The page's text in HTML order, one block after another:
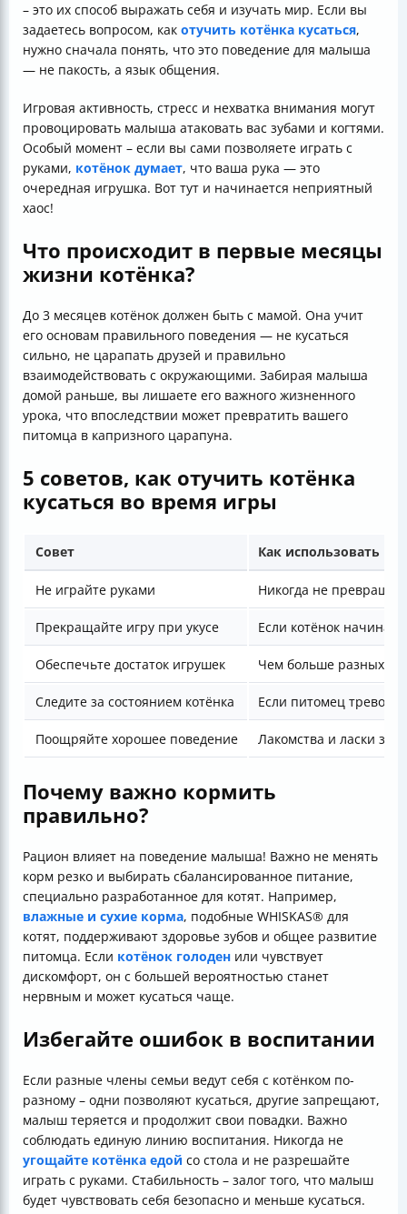
– это их способ выражать себя и изучать мир. Если вы
задаетесь вопросом, как отучить котёнка кусаться,
нужно сначала понять, что это поведение для малыша
— не пакость, а язык общения.
Игровая активность, стресс и нехватка внимания могут
провоцировать малыша атаковать вас зубами и когтями.
Особый момент – если вы сами позволяете играть с
руками, котёнок думает, что ваша рука — это
очередная игрушка. Вот тут и начинается неприятный
хаос!
Что происходит в первые месяцы
жизни котёнка?
До 3 месяцев котёнок должен быть с мамой. Она учит
его основам правильного поведения — не кусаться
сильно, не царапать друзей и правильно
взаимодействовать с окружающими. Забирая малыша
домой раньше, вы лишаете его важного жизненного
урока, что впоследствии может превратить вашего
питомца в капризного царапуна.
5 советов, как отучить котёнка
кусаться во время игры
Совет Как использовать
Не играйте руками Никогда не
Прекращайте игру при укусе Если котёнок
Обеспечьте достаток игрушек Чем больше разных
Следите за состоянием котёнка Если питомец
Поощряйте хорошее поведение Лакомства и ласки за
Почему важно кормить
правильно?
Рацион влияет на поведение малыша! Важно не менять
корм резко и выбирать сбалансированное питание,
специально разработанное для котят. Например,
влажные и сухие корма, подобные WHISKAS® для
котят, поддерживают здоровье зубов и общее развитие
питомца. Если котёнок голоден или чувствует
дискомфорт, он с большей вероятностью станет
нервным и может кусаться чаще.
Избегайте ошибок в воспитании
Если разные члены семьи ведут себя с котёнком по-
разному – одни позволяют кусаться, другие запрещают,
малыш теряется и продолжит свои повадки. Важно
соблюдать единую линию воспитания. Никогда не
угощайте котёнка едой со стола и не разрешайте
играть с руками. Стабильность – залог того, что малыш
будет чувствовать себя безопасно и меньше кусаться.